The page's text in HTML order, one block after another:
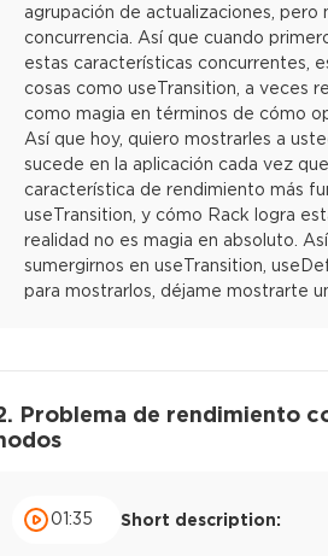
agrupación de actualizaciones, pero
concurrencia. Así que cuando
estas características concurrentes,
cosas como useTransition, a veces
como magia en términos de cómo
Así que hoy, quiero mostrarles a
sucede en la aplicación cada vez
característica de rendimiento más
useTransition, y cómo Rack logra
realidad no es magia en absoluto.
sumergirnos en useTransition,
para mostrarlos, déjame mostrarte
Problema de rendimiento
01:35 Short description: